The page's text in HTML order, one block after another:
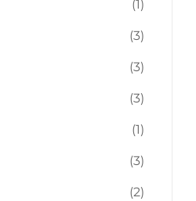
(1)
(3)
(3)
(3)
(1)
(3)
(2)